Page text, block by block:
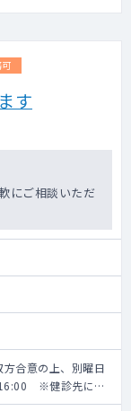
す
にご相談いただ
合意の上、別曜日
※健診先によ